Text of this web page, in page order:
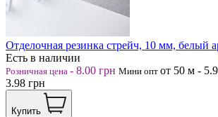
Отделочная резинка стрейч, 10 мм, белый
Есть в наличии
Розничная цена - 8.00 грн Мини опт от 50 м -
3.98 грн
Купить